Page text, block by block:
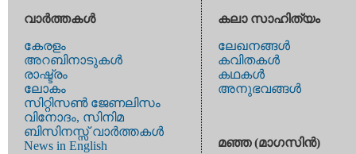
വാര്‍ത്തകള്‍
കേരളം
അറബിനാടുകള്‍
രാഷ്ട്രം
ലോകം
സിറ്റിസണ്‍ ജേണലിസം
വിനോദം, സിനിമ
ബിസിനസ്സ് വാര്‍ത്തകള്‍
News in English
കലാ സാഹിത്യം
ലേഖനങ്ങള്‍
കവിതകള്‍
കഥകള്‍
അനുഭവങ്ങള്‍
മഞ്ഞ (മാഗസിന്‍)